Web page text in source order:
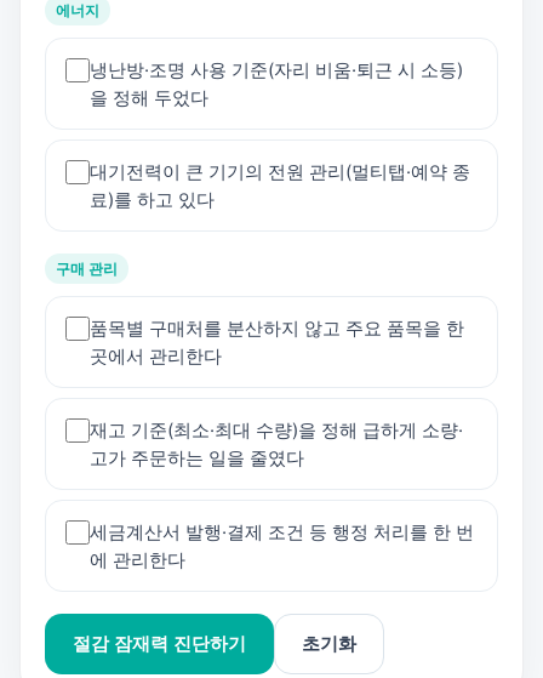
에너지
냉난방·조명 사용 기준(자리 비움·퇴근 시 소등)
을 정해 두었다
대기전력이 큰 기기의 전원 관리(멀티탭·예약 종
료)를 하고 있다
구매 관리
품목별 구매처를 분산하지 않고 주요 품목을 한
곳에서 관리한다
재고 기준(최소·최대 수량)을 정해 급하게 소량·
고가 주문하는 일을 줄였다
세금계산서 발행·결제 조건 등 행정 처리를 한 번
에 관리한다
절감 잠재력 진단하기 초기화